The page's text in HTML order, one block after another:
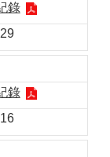
錄
錄